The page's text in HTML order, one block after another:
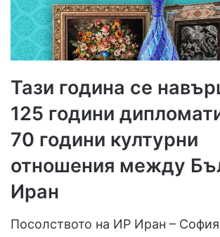
Тази година се
125 години
70 години културни
отношения между
Иран
Посолството на ИР Иран –